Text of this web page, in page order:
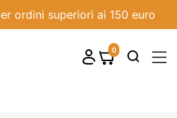
ordini superiori ai 150 euro
 shopping_cart0